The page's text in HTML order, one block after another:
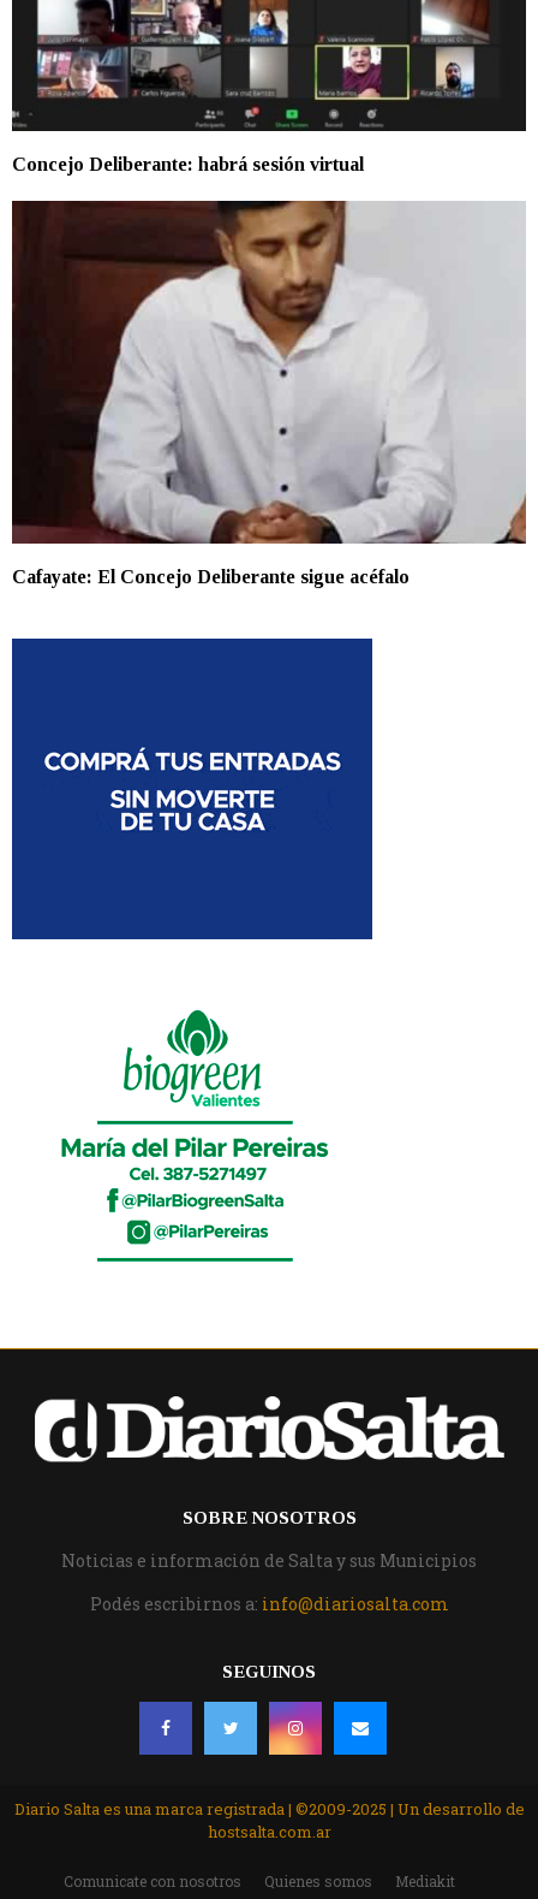
Concejo Deliberante: habrá sesión virtual
Cafayate: El Concejo Deliberante sigue acéfalo
SOBRE NOSOTROS
Noticias e información de Salta y sus Municipios
Podés escribirnos a: info@diariosalta.com
SEGUINOS
Diario Salta es una marca registrada | ©2009-2025 | Un desarrollo de
hostsalta.com.ar
Comunicate con nosotros Quienes somos Mediakit